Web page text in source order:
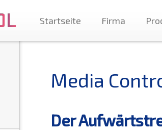
Startseite Firma
Media
Der